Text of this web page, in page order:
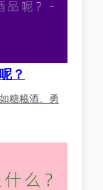
？
糖糍酒、勇